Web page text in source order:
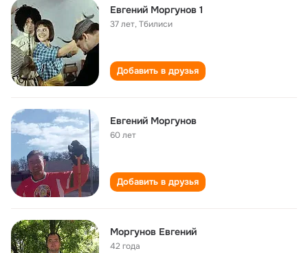
Евгений Моргунов 1
37 лет,Тбилиси
Добавить в друзья
Евгений Моргунов
60 лет
Добавить в друзья
Моргунов Евгений
42 года